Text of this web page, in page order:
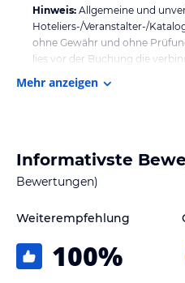
Hinweis: Allgemeine und
Hoteliers-/Veranstalter-/
ohne Gewähr und ohne
lies vor der Buchung die
Mehr anzeigen
Informativste
Bewertungen)
Weiterempfehlung
100%